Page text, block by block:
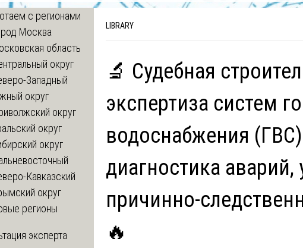
LIBRARY
🔬 Судебная
экспертиза систем
водоснабжения
диагностика аварий,
причинно-
🔥
с регионами
Москва
область
округ
Западный
округ
округ
округ
округ
Кавказский
округ
регионы
эксперта